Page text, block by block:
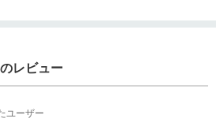
レビュー
ユーザー